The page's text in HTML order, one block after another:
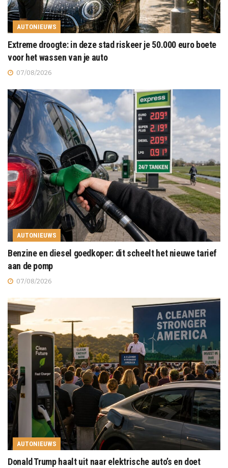
AUTONIEUWS
Extreme droogte: in deze stad riskeer je 50.000 euro boete
voor het wassen van je auto
07/08/2026
AUTONIEUWS
Benzine en diesel goedkoper: dit scheelt het nieuwe tarief
aan de pomp
07/08/2026
AUTONIEUWS
Donald Trump haalt uit naar elektrische auto’s en doet